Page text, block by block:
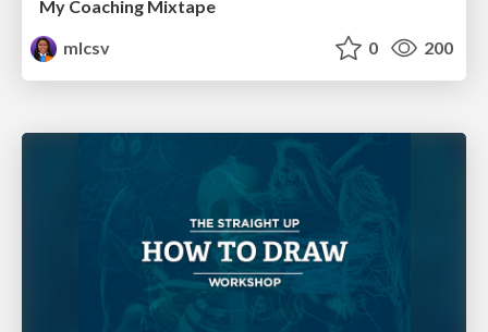
My Coaching Mixtape
mlcsv
0 200